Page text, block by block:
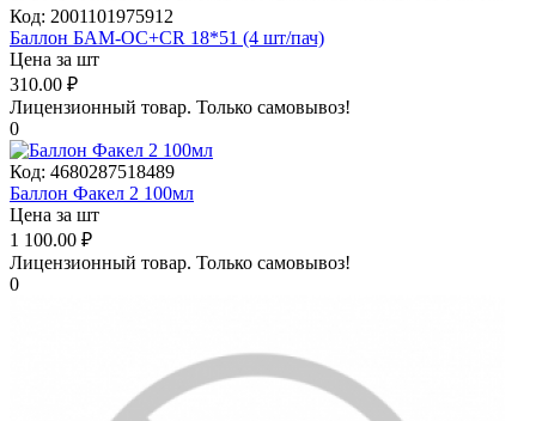
Код: 2001101975912
Баллон БАМ-ОС+CR 18*51 (4 шт/пач)
Цена за шт
310.00 ₽
Лицензионный товар. Только самовывоз!
0
Код: 4680287518489
Баллон Факел 2 100мл
Цена за шт
1 100.00 ₽
Лицензионный товар. Только самовывоз!
0